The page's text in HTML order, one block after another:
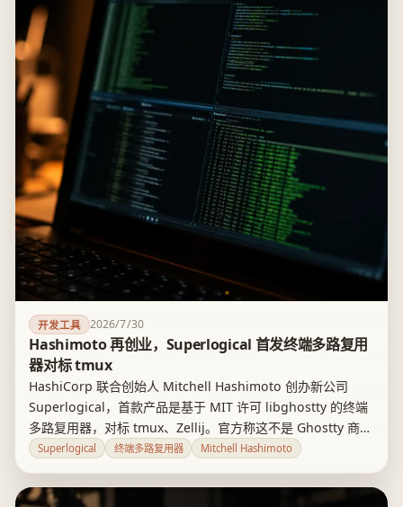
开发工具 2026/7/30
Hashimoto 再创业，Superlogical 首发终端多路复用
器对标 tmux
HashiCorp 联合创始人 Mitchell Hashimoto 创办新公司
Superlogical，首款产品是基于 MIT 许可 libghostty 的终端
多路复用器，对标 tmux、Zellij。官方称这不是 Ghostty 商业
化：Ghostty 仍归非营利组织所有，治理、许可、路线图不
份均未公开。
Superlogical 终端多路复用器 Mitchell Hashimoto